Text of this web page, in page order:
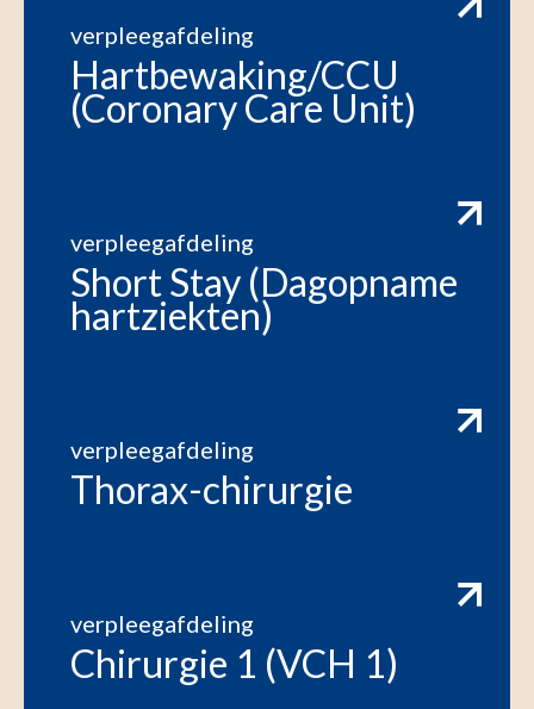
verpleegafdeling
Hartbewaking/CCU
(Coronary Care Unit)
verpleegafdeling
Short Stay (Dagopname
hartziekten)
verpleegafdeling
Thorax-chirurgie
verpleegafdeling
Chirurgie 1 (VCH 1)